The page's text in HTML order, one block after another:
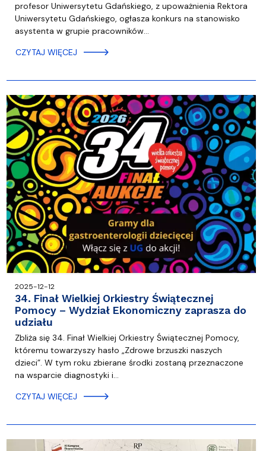
profesor Uniwersytetu Gdańskiego, z upoważnienia Rektora
Uniwersytetu Gdańskiego, ogłasza konkurs na stanowisko
asystenta w grupie pracowników…
CZYTAJ WIĘCEJ
2025-12-12
34. Finał Wielkiej Orkiestry Świątecznej
Pomocy – Wydział Ekonomiczny zaprasza do
udziału
Zbliża się 34. Finał Wielkiej Orkiestry Świątecznej Pomocy,
któremu towarzyszy hasło „Zdrowe brzuszki naszych
dzieci”. W tym roku zbierane środki zostaną przeznaczone
na wsparcie diagnostyki i…
CZYTAJ WIĘCEJ